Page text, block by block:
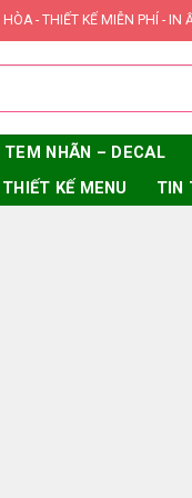
- THIẾT KẾ MIỄN PHÍ - IN
TEM NHÃN – DECAL
KẾ MENU
TIN